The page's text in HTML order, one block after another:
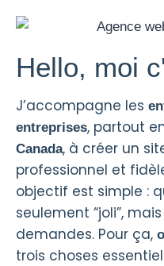
Hello, moi
J’accompagne les
entreprises, partout
Canada, à créer un
professionnel et
objectif est simple :
seulement “joli”,
demandes. Pour ça,
trois choses